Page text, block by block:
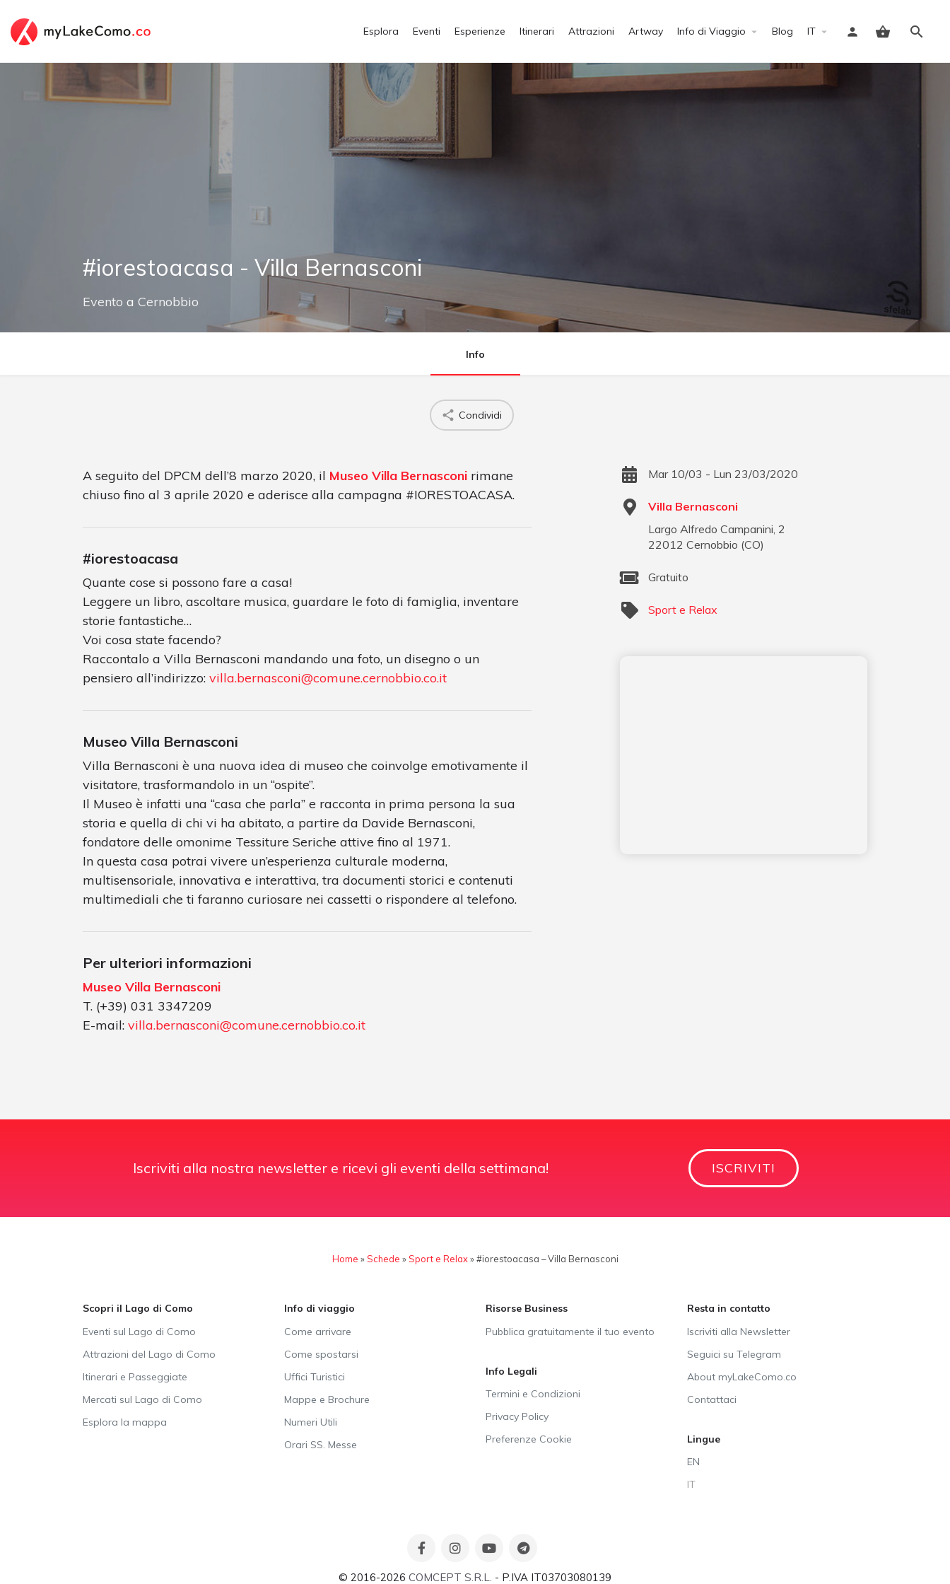
Esplora Eventi Esperienze Itinerari Attrazioni Artway Info di Viaggio Blog IT
Accedi
#iorestoacasa - Villa Bernasconi
Evento a Cernobbio
Info
Condividi
A seguito del DPCM dell’8 marzo 2020, il Museo Villa Bernasconi rimane
chiuso fino al 3 aprile 2020 e aderisce alla campagna #IORESTOACASA.
#iorestoacasa
Quante cose si possono fare a casa!
Leggere un libro, ascoltare musica, guardare le foto di famiglia, inventare
storie fantastiche…
Voi cosa state facendo?
Raccontalo a Villa Bernasconi mandando una foto, un disegno o un
pensiero all’indirizzo: villa.bernasconi@comune.cernobbio.co.it
Museo Villa Bernasconi
Villa Bernasconi è una nuova idea di museo che coinvolge emotivamente il
visitatore, trasformandolo in un “ospite”.
Il Museo è infatti una “casa che parla” e racconta in prima persona la sua
storia e quella di chi vi ha abitato, a partire da Davide Bernasconi,
fondatore delle omonime Tessiture Seriche attive fino al 1971.
In questa casa potrai vivere un’esperienza culturale moderna,
multisensoriale, innovativa e interattiva, tra documenti storici e contenuti
multimediali che ti faranno curiosare nei cassetti o rispondere al telefono.
Per ulteriori informazioni
Museo Villa Bernasconi
T. (+39) 031 3347209
E-mail: villa.bernasconi@comune.cernobbio.co.it
Mar 10/03 - Lun 23/03/2020
Villa Bernasconi
Largo Alfredo Campanini, 2
22012 Cernobbio (CO)
Gratuito
Sport e Relax
Iscriviti alla nostra newsletter e ricevi gli eventi della settimana! ISCRIVITI
Home »Schede »Sport e Relax»#iorestoacasa – Villa Bernasconi
Scopri il Lago di Como
Eventi sul Lago di Como
Attrazioni del Lago di Como
Itinerari e Passeggiate
Mercati sul Lago di Como
Esplora la mappa
Info di viaggio
Come arrivare
Come spostarsi
Uffici Turistici
Mappe e Brochure
Numeri Utili
Orari SS. Messe
Risorse Business
Pubblica gratuitamente il tuo evento
Info Legali
Termini e Condizioni
Privacy Policy
Preferenze Cookie
Resta in contatto
Iscriviti alla Newsletter
Seguici su Telegram
About myLakeComo.co
Contattaci
Lingue
EN
IT
© 2016-2026 COMCEPT S.R.L. - P.IVA IT03703080139